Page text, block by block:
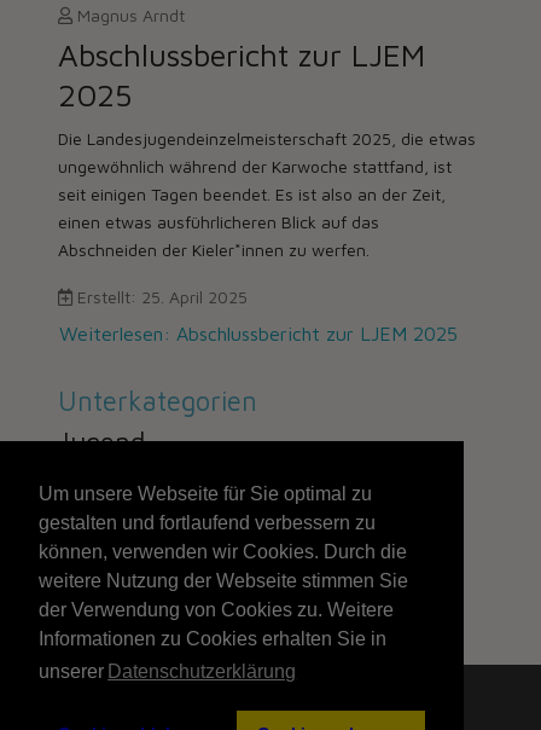
Um unsere Webseite für Sie optimal zu
gestalten und fortlaufend verbessern zu
können, verwenden wir Cookies. Durch die
weitere Nutzung der Webseite stimmen Sie
der Verwendung von Cookies zu. Weitere
Informationen zu Cookies erhalten Sie in
unserer Datenschutzerklärung
Magnus Arndt
Abschlussbericht zur LJEM
2025
Die Landesjugendeinzelmeisterschaft 2025, die etwas
ungewöhnlich während der Karwoche stattfand, ist
seit einigen Tagen beendet. Es ist also an der Zeit,
einen etwas ausführlicheren Blick auf das
Abschneiden der Kieler*innen zu werfen.
Erstellt: 25. April 2025
Weiterlesen: Abschlussbericht zur LJEM 2025
Unterkategorien
Jugend
203
Seite 203 von 211